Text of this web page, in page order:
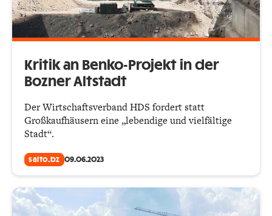
Kritik an Benko-Projekt in der
Bozner Altstadt
Der Wirtschaftsverband HDS fordert statt
Großkaufhäusern eine „lebendige und vielfältige
Stadt“.
salto.bz 09.06.2023